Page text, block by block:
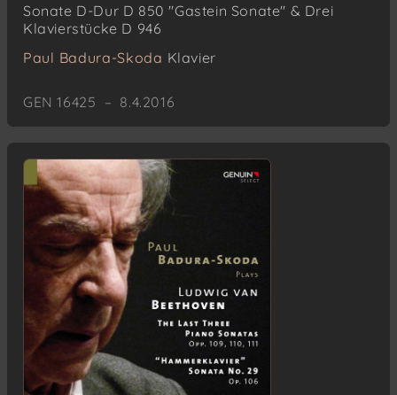
Sonate D-Dur D 850 "Gastein Sonate" & Drei
Klavierstücke D 946
Paul Badura-Skoda Klavier
GEN 16425 – 8.4.2016